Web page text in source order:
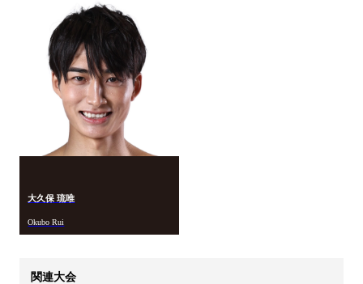
大久保 琉唯
Okubo Rui
関連大会